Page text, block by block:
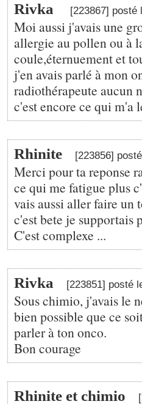
Rivka [223867] posté
Moi aussi j'avais une
allergie au pollen ou à
coule,éternuement et
j'en avais parlé à mon
radiothérapeute aucun
c'est encore ce qui m'a
Rhinite [223856]
Merci pour ta reponse
ce qui me fatigue plus
vais aussi aller faire un
c'est bete je supportais
C'est complexe ...
Rivka [223851] posté
Sous chimio, j'avais le
bien possible que ce
parler à ton onco.
Bon courage
Rhinite et chimio